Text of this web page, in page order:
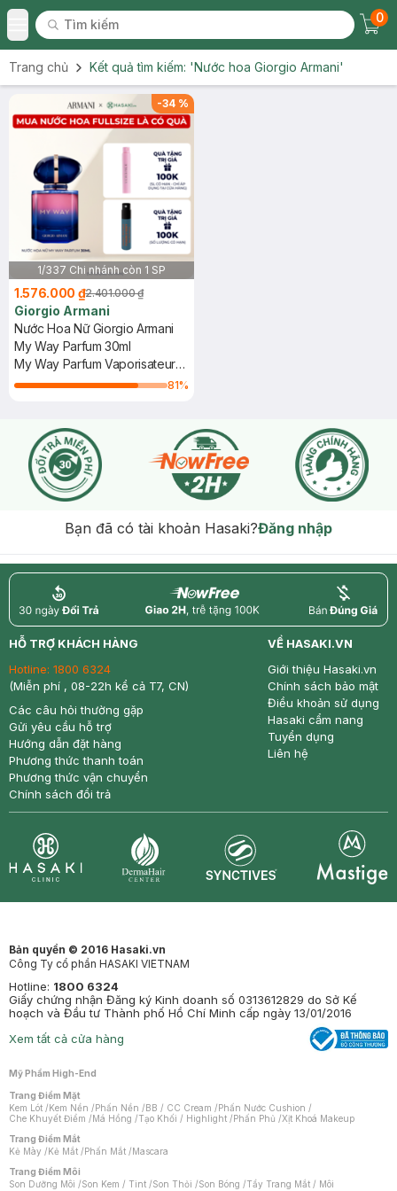
Toggle Menu
Tìm kiếm
Tìm kiếm
0
Trang chủ Kết quả tìm kiếm: 'Nước hoa Giorgio Armani'
-34 %
1/337 Chi nhánh còn 1 SP
1.576.000 ₫2.401.000 ₫
Giorgio Armani
Nước Hoa Nữ Giorgio Armani
My Way Parfum 30ml
My Way Parfum Vaporisateur
Rechargeable Refillable Spray
81%
Bạn đã có tài khoản Hasaki?Đăng nhập
return nowfree price
HỖ TRỢ KHÁCH HÀNG
Hotline: 1800 6324
(Miễn phí , 08-22h kể cả T7, CN)
Các câu hỏi thường gặp
Gửi yêu cầu hỗ trợ
Hướng dẫn đặt hàng
Phương thức thanh toán
Phương thức vận chuyển
Chính sách đổi trả
VỀ HASAKI.VN
Giới thiệu Hasaki.vn
Chính sách bảo mật
Điều khoản sử dụng
Hasaki cẩm nang
Tuyển dụng
Liên hệ
Bản quyền © 2016 Hasaki.vn
Công Ty cổ phần HASAKI VIETNAM
Hotline: 1800 6324
Giấy chứng nhận Đăng ký Kinh doanh số 0313612829 do Sở Kế
hoạch và Đầu tư Thành phố Hồ Chí Minh cấp ngày 13/01/2016
Xem tất cả cửa hàng
Mỹ Phẩm High-End
Trang Điểm Mặt
Kem Lót /Kem Nền /Phấn Nền /BB / CC Cream /Phấn Nước Cushion /
Che Khuyết Điểm /Má Hồng /Tạo Khối / Highlight /Phấn Phủ /Xịt Khoá Makeup
Trang Điểm Mắt
Kẻ Mày /Kẻ Mắt /Phấn Mắt /Mascara
Trang Điểm Môi
Son Dưỡng Môi /Son Kem / Tint /Son Thỏi /Son Bóng /Tẩy Trang Mắt / Môi